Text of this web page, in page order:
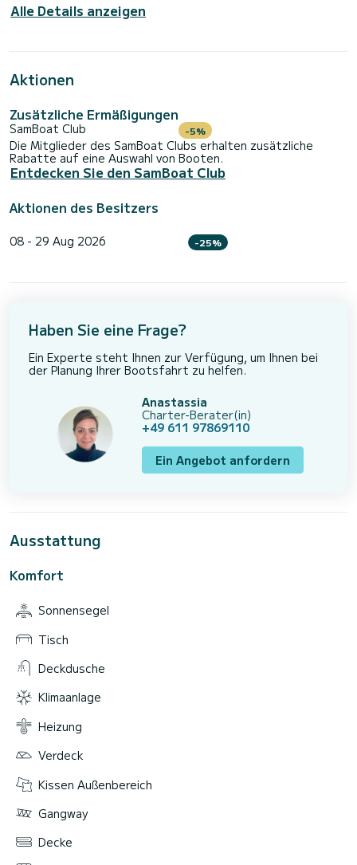
Alle Details anzeigen
Aktionen
Zusätzliche Ermäßigungen
SamBoat Club -5%
Die Mitglieder des SamBoat Clubs erhalten zusätzliche
Rabatte auf eine Auswahl von Booten.
Entdecken Sie den SamBoat Club
Aktionen des Besitzers
08 - 29 Aug 2026 -25%
Haben Sie eine Frage?
Ein Experte steht Ihnen zur Verfügung, um Ihnen bei
der Planung Ihrer Bootsfahrt zu helfen.
Anastassia
Charter-Berater(in)
+49 611 97869110
Ein Angebot anfordern
Ausstattung
Komfort
Sonnensegel
Tisch
Deckdusche
Klimaanlage
Heizung
Verdeck
Kissen Außenbereich
Gangway
Decke